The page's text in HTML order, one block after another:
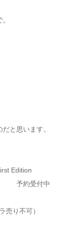
と思います。
Edition
中
売り不可）